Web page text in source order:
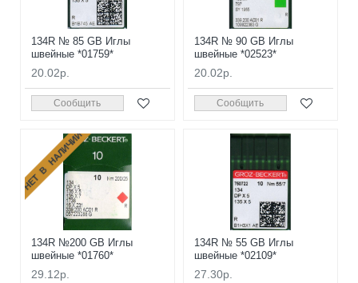
134R № 85 GB Иглы
швейные *01759*
20.02р.
Сообщить
134R № 90 GB Иглы
швейные *02523*
20.02р.
Сообщить
НЕТ В НАЛИЧИИ
134R №200 GB Иглы
швейные *01760*
29.12р.
134R № 55 GB Иглы
швейные *02109*
27.30р.